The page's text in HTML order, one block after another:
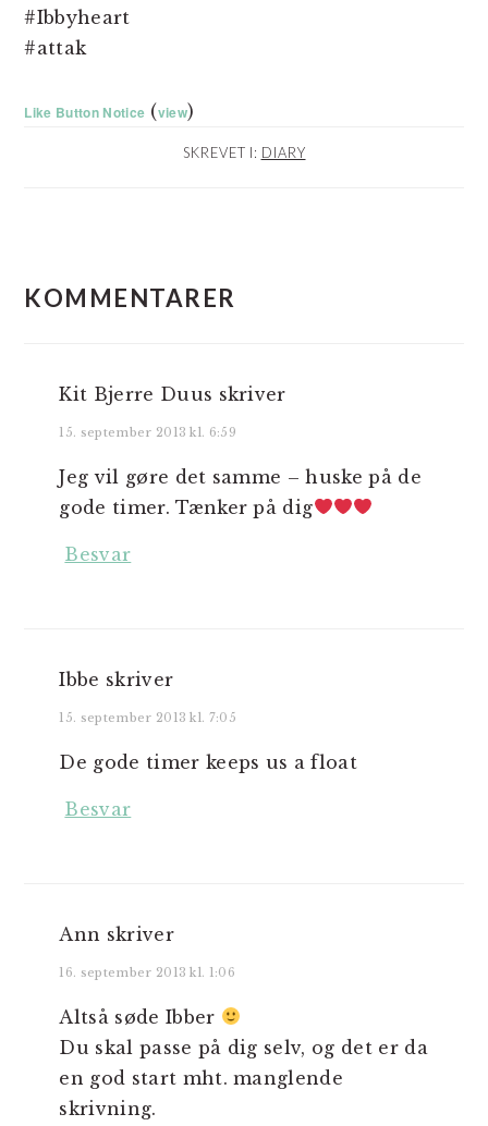
#Ibbyheart
#attak
Like Button Notice (view)
SKREVET I: DIARY
KOMMENTARER
Kit Bjerre Duus skriver
15. september 2013 kl. 6:59
Jeg vil gøre det samme – huske på de
gode timer. Tænker på dig
Besvar
Ibbe skriver
15. september 2013 kl. 7:05
De gode timer keeps us a float
Besvar
Ann skriver
16. september 2013 kl. 1:06
Altså søde Ibber
Du skal passe på dig selv, og det er da
en god start mht. manglende
skrivning.